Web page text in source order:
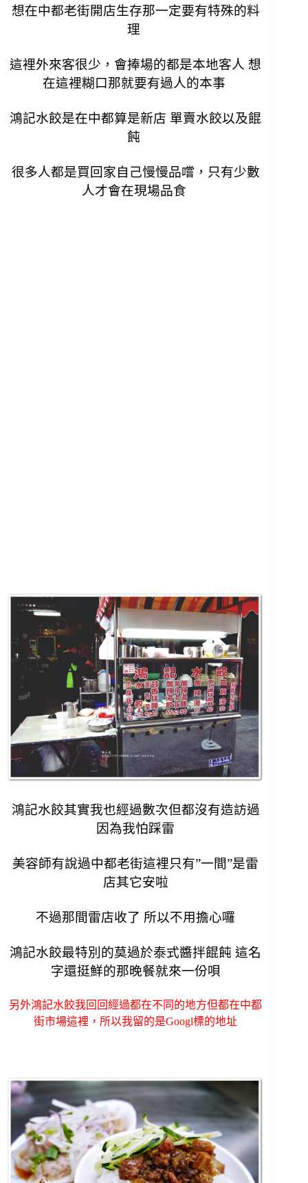
想在中都老街開店生存那一定要有特殊的料
理
這裡外來客很少，會捧場的都是本地客人想
在這裡糊口那就要有過人的本事
鴻記水餃是在中都算是新店 單賣水餃以及餛
飩
很多人都是買回家自己慢慢品嚐，只有少數
人才會在現場品食
鴻記水餃其實我也經過數次但都沒有造訪過
因為我怕踩雷
美容師有說過中都老街這裡只有”一間”是雷
店其它安啦
不過那間雷店收了 所以不用擔心囉
鴻記水餃最特別的莫過於泰式醬拌餛飩這名
字還挺鮮的那晚餐就來一份唄
另外鴻記水餃我回回經過都在不同的地方但都在中都
街市場這裡，所以我留的是Googl標的地址